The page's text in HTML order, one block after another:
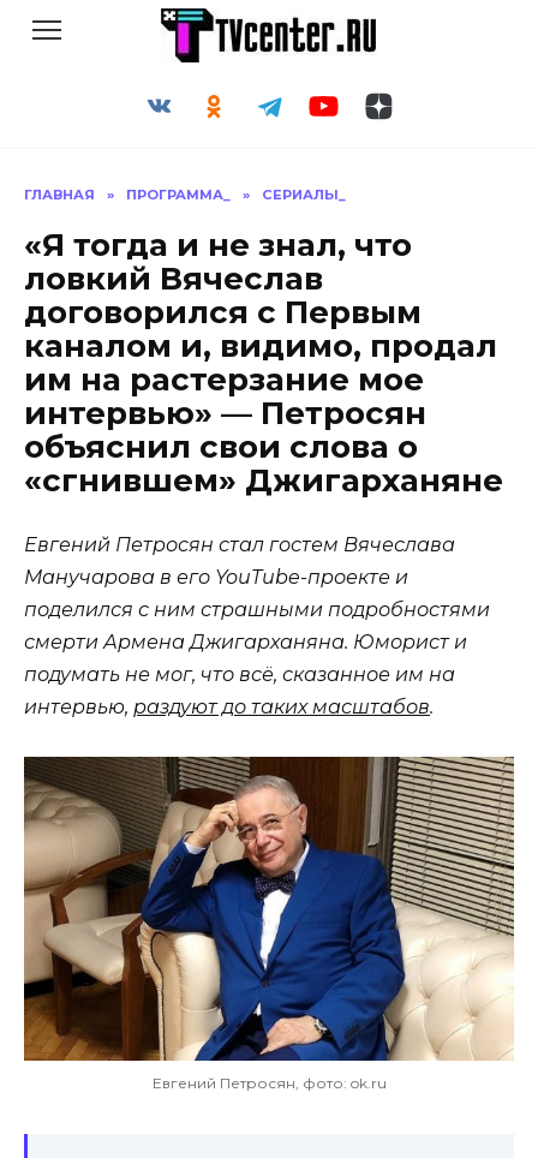
ГЛАВНАЯ » ПРОГРАММА_ » СЕРИАЛЫ_
«Я тогда и не знал, что
ловкий Вячеслав
договорился с Первым
каналом и, видимо, продал
им на растерзание мое
интервью» — Петросян
объяснил свои слова о
«сгнившем» Джигарханяне
Евгений Петросян стал гостем Вячеслава
Манучарова в его YouTube-проекте и
поделился с ним страшными подробностями
смерти Армена Джигарханяна. Юморист и
подумать не мог, что всё, сказанное им на
интервью, раздуют до таких масштабов.
Евгений Петросян, фото: ok.ru